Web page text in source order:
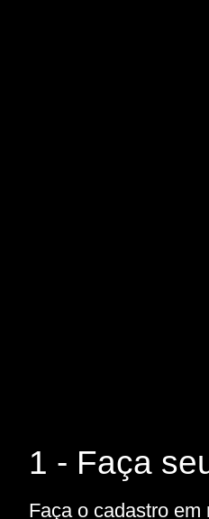
1 - Faça
Faça o cadastro